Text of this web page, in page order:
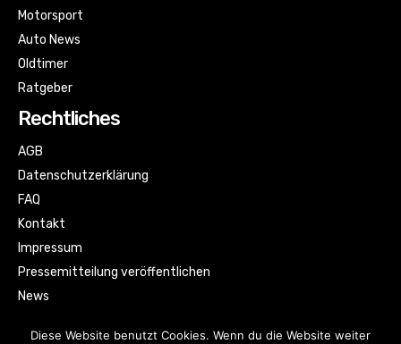
Motorsport
Auto News
Oldtimer
Ratgeber
Rechtliches
AGB
Datenschutzerklärung
FAQ
Kontakt
Impressum
Pressemitteilung veröffentlichen
News
Diese Website benutzt Cookies. Wenn du die Website weiter